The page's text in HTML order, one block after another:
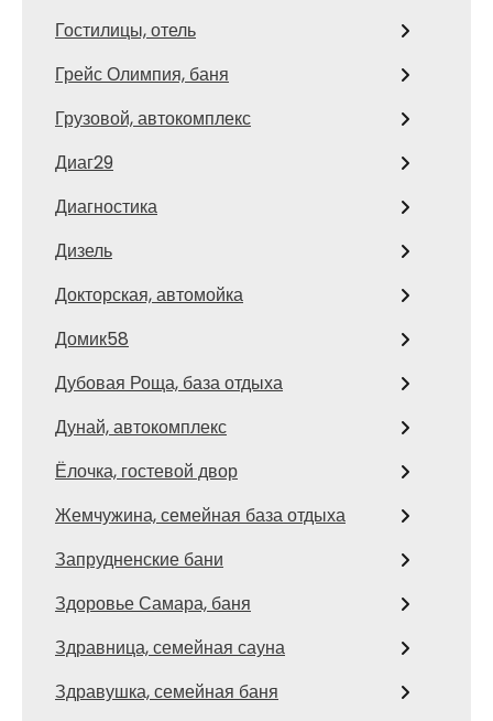
Гостилицы, отель
Грейс Олимпия, баня
Грузовой, автокомплекс
Диаг29
Диагностика
Дизель
Докторская, автомойка
Домик58
Дубовая Роща, база отдыха
Дунай, автокомплекс
Ёлочка, гостевой двор
Жемчужина, семейная база отдыха
Запрудненские бани
Здоровье Самара, баня
Здравница, семейная сауна
Здравушка, семейная баня